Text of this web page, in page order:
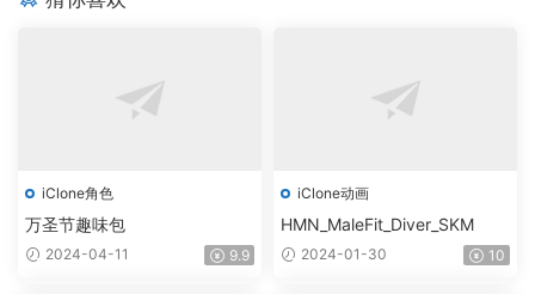
iClone角色
万圣节趣味包
2024-04-11 9.9
iClone动画
HMN_MaleFit_Diver_SKM
2024-01-30 10